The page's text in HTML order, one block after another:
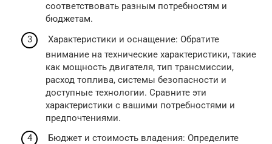
соответствовать разным потребностям и
бюджетам.
Характеристики и оснащение: Обратите
внимание на технические характеристики, такие
как мощность двигателя, тип трансмиссии,
расход топлива, системы безопасности и
доступные технологии. Сравните эти
характеристики с вашими потребностями и
предпочтениями.
Бюджет и стоимость владения: Определите